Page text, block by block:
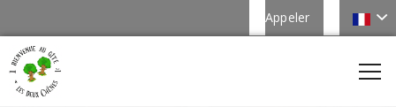
Appeler